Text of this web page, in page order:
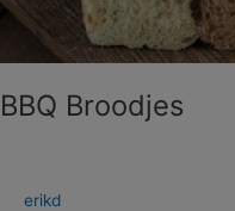
BBQ Broodjes
erikd